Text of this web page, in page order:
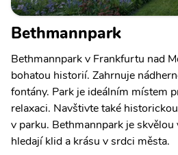
Bethmannpark
Bethmannpark v Frankfurtu nad
bohatou historií. Zahrnuje
fontány. Park je ideálním místem
relaxaci. Navštivte také
v parku. Bethmannpark je
hledají klid a krásu v srdci města.